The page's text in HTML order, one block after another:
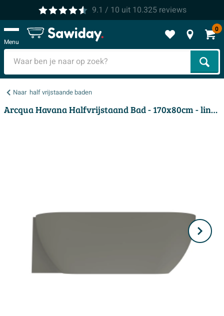
9.1 / 10 uit 10.325reviews
Menu
0
Naar half vrijstaande baden
Arcqua Havana Halfvrijstaand Bad - 170x80cm - links - mat beton